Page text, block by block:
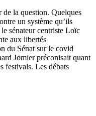
de la question. Quelques
un système qu’ils
sénateur centriste Loïc
aux libertés
du Sénat sur le covid
Jomierpréconisait quant
festivals. Les débats